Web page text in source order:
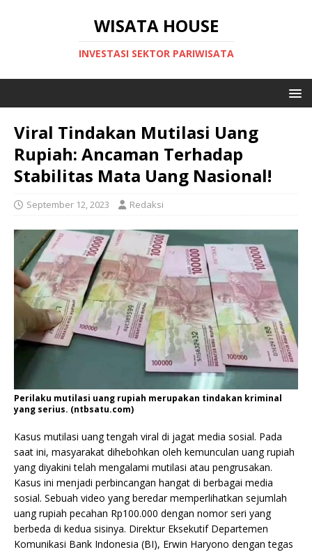
WISATA HOUSE
INVESTASI SEKTOR PARIWISATA
Viral Tindakan Mutilasi Uang
Rupiah: Ancaman Terhadap
Stabilitas Mata Uang Nasional!
September 12, 2023 Redaksi
Perilaku mutilasi uang rupiah merupakan tindakan kriminal
yang serius. (ntbsatu.com)
Kasus mutilasi uang tengah viral di jagat media sosial. Pada
saat ini, masyarakat dihebohkan oleh kemunculan uang rupiah
yang diyakini telah mengalami mutilasi atau pengrusakan.
Kasus ini menjadi perbincangan hangat di berbagai media
sosial. Sebuah video yang beredar memperlihatkan sejumlah
uang rupiah pecahan Rp100.000 dengan nomor seri yang
berbeda di kedua sisinya. Direktur Eksekutif Departemen
Komunikasi Bank Indonesia (BI), Erwin Haryono dengan tegas